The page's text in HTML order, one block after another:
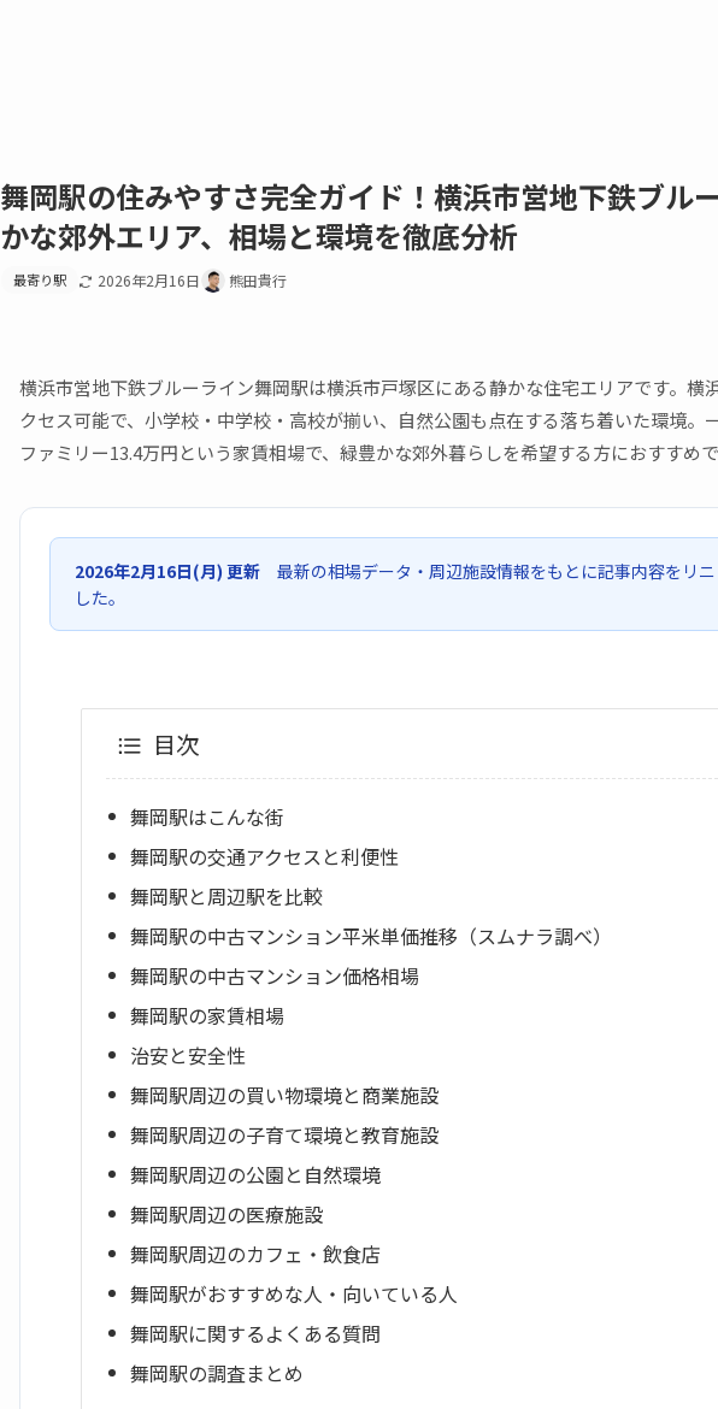
舞岡駅の住みやすさ完全ガイド！横浜市営地下鉄ブル
かな郊外エリア、相場と環境を徹底分析
最寄り駅 2026年2月16日 熊田貴行
横浜市営地下鉄ブルーライン舞岡駅は横浜市戸塚区にある静かな住宅エリアです。横
クセス可能で、小学校・中学校・高校が揃い、自然公園も点在する落ち着いた環境。
ファミリー13.4万円という家賃相場で、緑豊かな郊外暮らしを希望する方におすすめ
2026年2月16日(月) 更新 最新の相場データ・周辺施設情報をもとに記事内容をリ
した。
目次
舞岡駅はこんな街
舞岡駅の交通アクセスと利便性
舞岡駅と周辺駅を比較
舞岡駅の中古マンション平米単価推移（スムナラ調べ）
舞岡駅の中古マンション価格相場
舞岡駅の家賃相場
治安と安全性
舞岡駅周辺の買い物環境と商業施設
舞岡駅周辺の子育て環境と教育施設
舞岡駅周辺の公園と自然環境
舞岡駅周辺の医療施設
舞岡駅周辺のカフェ・飲食店
舞岡駅がおすすめな人・向いている人
舞岡駅に関するよくある質問
舞岡駅の調査まとめ